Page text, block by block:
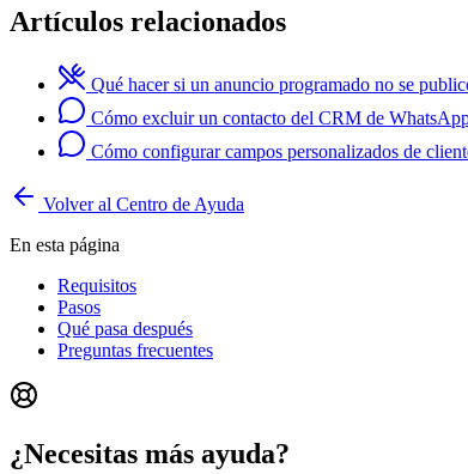
Artículos relacionados
Qué hacer si un anuncio programado no se
Cómo excluir un contacto del CRM de
Cómo configurar campos personalizados de
Volver al Centro de Ayuda
En esta página
Requisitos
Pasos
Qué pasa después
Preguntas frecuentes
¿Necesitas más ayuda?